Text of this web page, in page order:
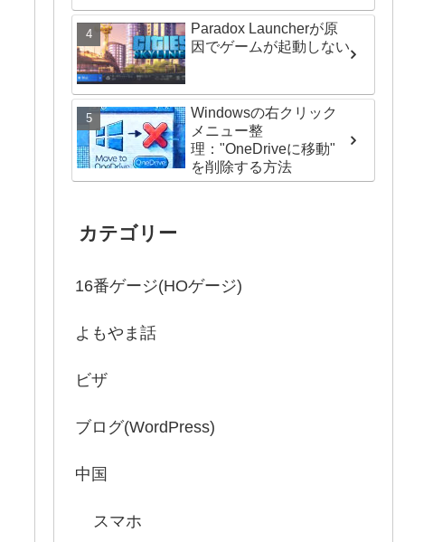
Paradox Launcherが原
因でゲームが起動しない
Windowsの右クリック
メニュー整
理："OneDriveに移動"
を削除する方法
カテゴリー
16番ゲージ(HOゲージ)
よもやま話
ビザ
ブログ(WordPress)
中国
スマホ